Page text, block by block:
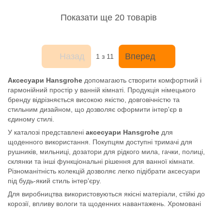
Показати ще 20 товарів
Назад 1 з 11 Вперед
Аксесуари Hansgrohe допомагають створити комфортний і
гармонійний простір у ванній кімнаті. Продукція німецького
бренду відрізняється високою якістю, довговічністю та
стильним дизайном, що дозволяє оформити інтер'єр в
єдиному стилі.
У каталозі представлені аксесуари Hansgrohe для
щоденного використання. Покупцям доступні тримачі для
рушників, мильниці, дозатори для рідкого мила, гачки, полиці,
склянки та інші функціональні рішення для ванної кімнати.
Різноманітність колекцій дозволяє легко підібрати аксесуари
під будь-який стиль інтер'єру.
Для виробництва використовуються якісні матеріали, стійкі до
корозії, впливу вологи та щоденних навантажень. Хромовані